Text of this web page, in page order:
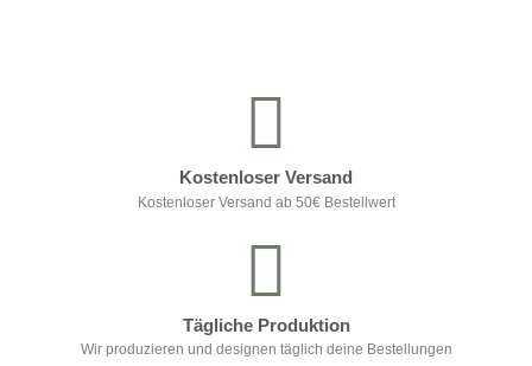
Kostenloser Versand
Kostenloser Versand ab 50€ Bestellwert
Tägliche Produktion
Wir produzieren und designen täglich deine Bestellungen